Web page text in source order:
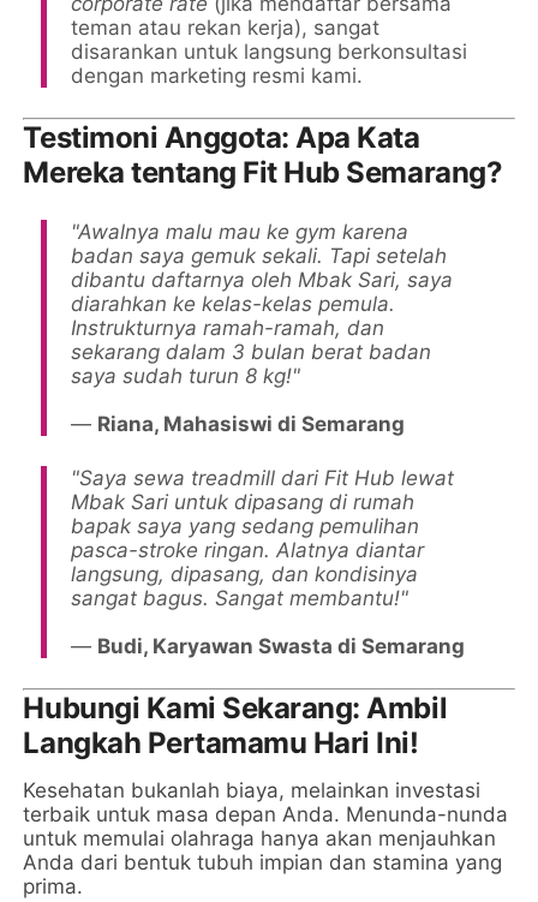
teman atau rekan kerja), sangat
disarankan untuk langsung berkonsultasi
dengan marketing resmi kami.
Testimoni Anggota: Apa Kata
Mereka tentang Fit Hub Semarang?
"Awalnya malu mau ke gym karena
badan saya gemuk sekali. Tapi setelah
dibantu daftarnya oleh Mbak Sari, saya
diarahkan ke kelas-kelas pemula.
Instrukturnya ramah-ramah, dan
sekarang dalam 3 bulan berat badan
saya sudah turun 8 kg!"
— Riana, Mahasiswi di Semarang
"Saya sewa treadmill dari Fit Hub lewat
Mbak Sari untuk dipasang di rumah
bapak saya yang sedang pemulihan
pasca-stroke ringan. Alatnya diantar
langsung, dipasang, dan kondisinya
sangat bagus. Sangat membantu!"
— Budi, Karyawan Swasta di Semarang
Hubungi Kami Sekarang: Ambil
Langkah Pertamamu Hari Ini!
Kesehatan bukanlah biaya, melainkan investasi
terbaik untuk masa depan Anda. Menunda-nunda
untuk memulai olahraga hanya akan menjauhkan
Anda dari bentuk tubuh impian dan stamina yang
prima.